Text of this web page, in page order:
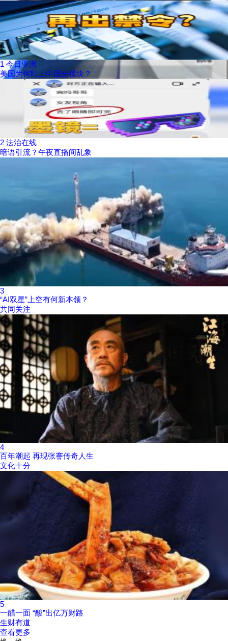
1 今日亚洲
美国为何盯上中国光模块？
2 法治在线
暗语引流？午夜直播间乱象
3
“AI双星”上空有何新本领？
共同关注
4
百年潮起 再现张謇传奇人生
文化十分
5
一醋一面 “酸”出亿万财路
生财有道
查看更多